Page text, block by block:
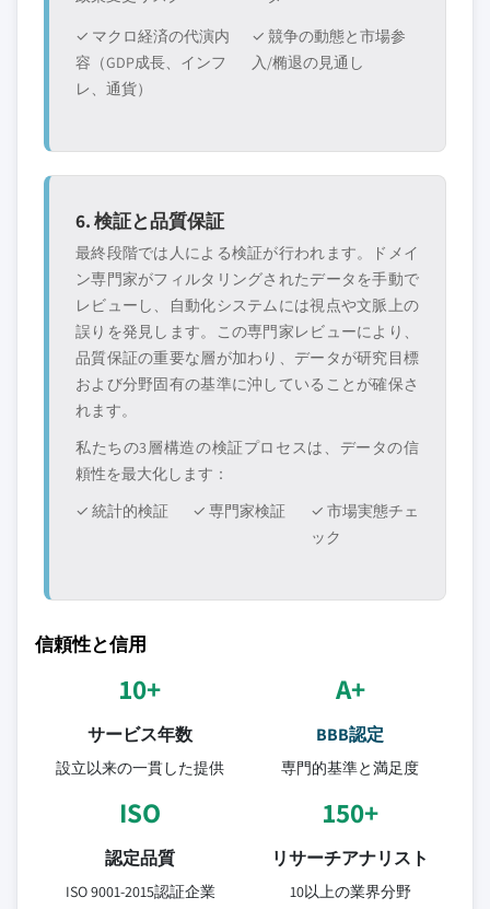
✓ マクロ経済の代演内
容（GDP成長、インフ
レ、通貨）
✓ 競争の動態と市場参
入/椭退の見通し
6. 検証と品質保証
最終段階では人による検証が行われます。ドメイ
ン専門家がフィルタリングされたデータを手動で
レビューし、自動化システムには視点や文脈上の
誤りを発見します。この専門家レビューにより、
品質保証の重要な層が加わり、データが研究目標
および分野固有の基準に沖していることが確保さ
れます。
私たちの3層構造の検証プロセスは、データの信
頼性を最大化します：
✓ 統計的検証
✓ 専門家検証
✓ 市場実態チェ
ック
信頼性と信用
10+
サービス年数
設立以来の一貫した提供
A+
BBB認定
専門的基準と満足度
ISO
認定品質
ISO 9001-2015認証企業
150+
リサーチアナリスト
10以上の業界分野